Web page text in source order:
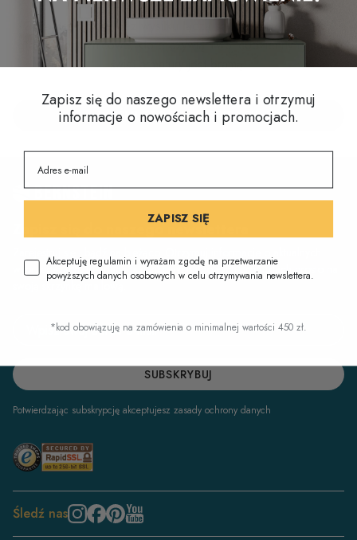
Od baterii, które bez wysiłku łączą styl i praktyczność, po
głowice prysznicowe,które ożywią Twój codzienny rytuał –
świat armatury jest bramą.
WYŚLIJ TROCHĘ INSPIRACJI
Zapisz się do naszego newslettera
Zarejestruj się i bądź na bieżąco. Otrzymuj informacje o aktualnych
wyprzedażach, trendach łazienkowych i nowych produktach prosto na
swoją skrzynkę mailową.
Email address
SUBSKRYBUJ
Potwierdzając subskrypcję akceptujesz zasady ochrony danych
Śledź nas
Zapisz się do naszego newslettera i otrzymuj
informacje o nowościach i promocjach.
ZAPISZ SIĘ
Akceptuję regulamin i wyrażam zgodę na przetwarzanie
powyższych danych osobowych w celu otrzymywania newslettera.
*kod obowiązuję na zamówienia o minimalnej wartości 450 zł.